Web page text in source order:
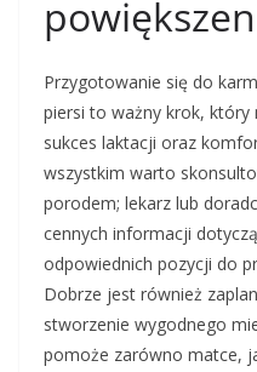
Przygotowanie się do
piersi to ważny krok, który
sukces laktacji oraz
wszystkim warto
porodem; lekarz lub
cennych informacji
odpowiednich pozycji do
Dobrze jest również
stworzenie wygodnego
pomoże zarówno matce,